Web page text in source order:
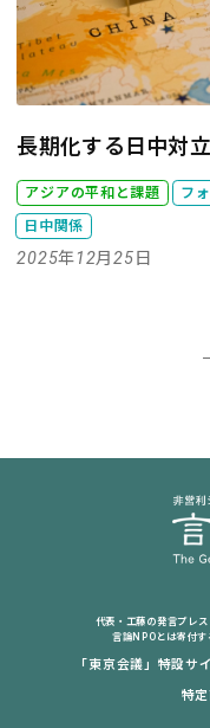
長期化する日中対
アジアの平和と課題 フ
日中関係
2025年12月25日
代表・工藤の発言プレス
言論NPOとは寄付す
「東京会議」特設サ
特